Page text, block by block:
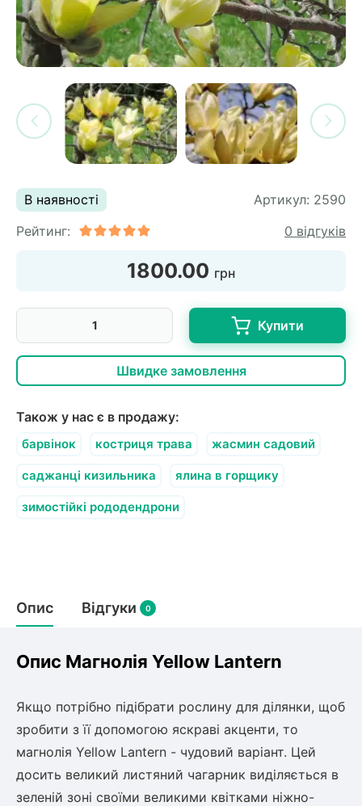
лохини
(агротканини)
В наявності Артикул: 2590
Рейтинг:
0 відгуків
1800.00 грн
Купити
Швидке замовлення
Також у нас є в продажу:
барвінок костриця трава жасмин садовий
саджанці кизильника ялина в горщику
зимостійкі рододендрони
Опис Відгуки 0
Опис Магнолія Yellow Lantern
Якщо потрібно підібрати рослину для ділянки, щоб
зробити з її допомогою яскраві акценти, то
магнолія Yellow Lantern - чудовий варіант. Цей
досить великий листяний чагарник виділяється в
зеленій зоні своїми великими квітками ніжно-